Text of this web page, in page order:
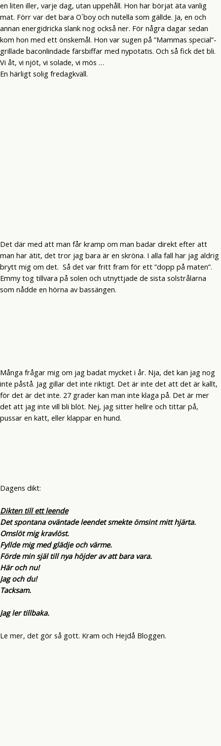
en liten iller, varje dag, utan uppehåll. Hon har börjat äta vanlig
mat. Förr var det bara O´boy och nutella som gällde. Ja, en och
annan energidricka slank nog också ner. För några dagar sedan
kom hon med ett önskemål. Hon var sugen på ”Mammas special”-
grillade baconlindade färsbiffar med nypotatis. Och så fick det bli.
Vi åt, vi njöt, vi solade, vi mös …
En härligt solig fredagkväll.
Det där med att man får kramp om man badar direkt efter att
man har ätit, det tror jag bara är en skröna. I alla fall har jag aldrig
brytt mig om det. Så det var fritt fram för ett ”dopp på maten”.
Emmy tog tillvara på solen och utnyttjade de sista solstrålarna
som nådde en hörna av bassängen.
Många frågar mig om jag badat mycket i år. Nja, det kan jag nog
inte påstå. Jag gillar det inte riktigt. Det är inte det att det är kallt,
för det är det inte. 27 grader kan man inte klaga på. Det är mer
det att jag inte vill bli blöt. Nej, jag sitter hellre och tittar på,
pussar en katt, eller klappar en hund.
Dagens dikt:
Dikten till ett leende
Det spontana oväntade leendet smekte ömsint mitt hjärta.
Omslöt mig kravlöst.
Fyllde mig med glädje och värme.
Förde min själ till nya höjder av att bara vara.
Här och nu!
Jag och du!
Tacksam.
Jag ler tillbaka.
Le mer, det gör så gott. Kram och Hejdå Bloggen.